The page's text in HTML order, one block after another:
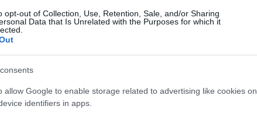
opt-out of Collection, Use, Retention, Sale, and/or Sharing
Data that Is Unrelated with the Purposes for which it
allow Google to enable storage related to advertising like cookies on
identifiers in apps.
játék során hozott döntések, a stratégiák
hozzájárulnak a logikai készségek és a
A SAS és KOS társasjáték boltban
játék közül lehet válogatni, legyen az
kategóriájú.